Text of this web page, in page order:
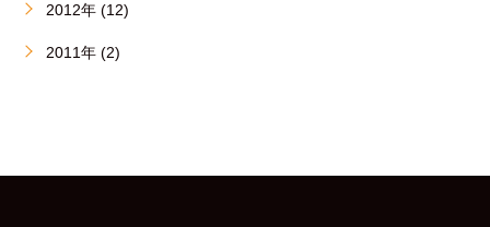
2012年 (12)
2011年 (2)